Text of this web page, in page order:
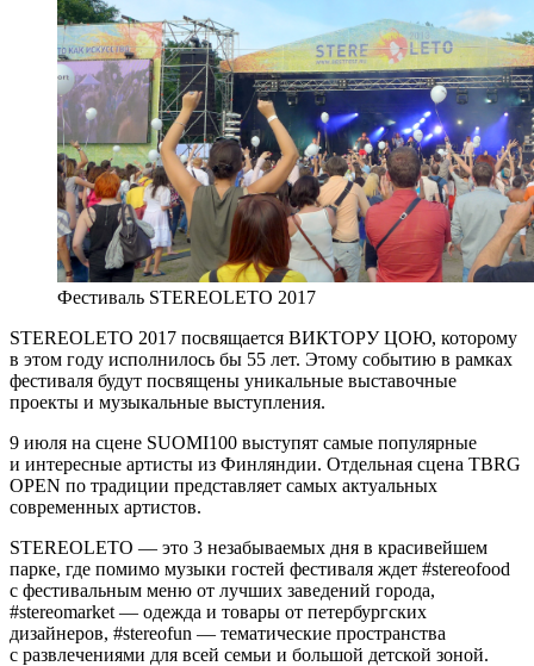
Фестиваль STEREOLETO 2017
STEREOLETO 2017 посвящается ВИКТОРУ ЦОЮ, которому
в этом году исполнилось бы 55 лет. Этому событию в рамках
фестиваля будут посвящены уникальные выставочные
проекты и музыкальные выступления.
9 июля на сцене SUOMI100 выступят самые популярные
и интересные артисты из Финляндии. Отдельная сцена TBRG
OPEN по традиции представляет самых актуальных
современных артистов.
STEREOLETO — это 3 незабываемых дня в красивейшем
парке, где помимо музыки гостей фестиваля ждет #stereofood
c фестивальным меню от лучших заведений города,
#stereomarket — одежда и товары от петербургских
дизайнеров, #stereofun — тематические пространства
с развлечениями для всей семьи и большой детской зоной.